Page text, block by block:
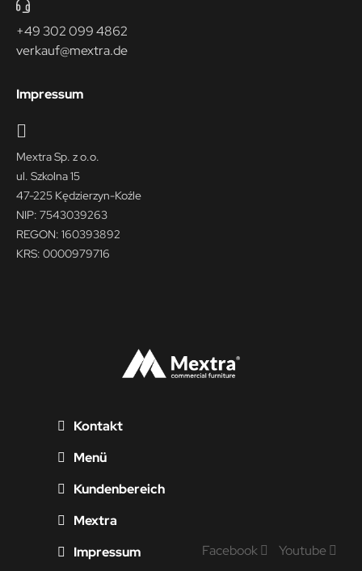
+49 302 099 4862
verkauf@mextra.de
Impressum
Mextra Sp. z o.o.
ul. Szkolna 15
47-225 Kędzierzyn-Koźle
NIP: 7543039263
REGON: 160393892
KRS: 0000979716
Kontakt
Menü
Kundenbereich
Mextra
Impressum
Facebook Youtube